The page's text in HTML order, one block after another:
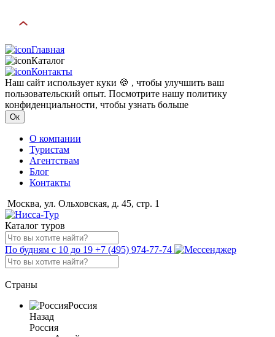
Главная
Каталог
Контакты
Наш сайт использует куки 🍪 , чтобы улучшить ваш
пользовательский опыт. Посмотрите нашу политику
конфиденциальности, чтобы узнать больше
Ок
О компании
Туристам
Агентствам
Блог
Контакты
Москва, ул. Ольховская, д. 45, стр. 1
Каталог туров
По будням с 10 до 19 +7 (495) 974-77-74
Страны
Россия
Назад
Россия